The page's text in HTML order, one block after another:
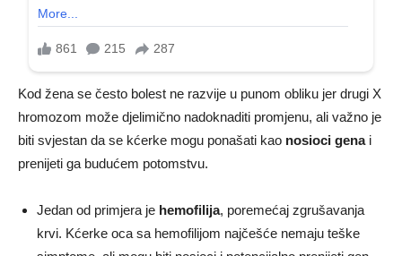
Kod žena se često bolest ne razvije u punom obliku jer drugi X
hromozom može djelimično nadoknaditi promjenu, ali važno je
biti svjestan da se kćerke mogu ponašati kao nosioci genai
prenijeti ga budućem potomstvu.
Jedan od primjera je hemofilija, poremećaj zgrušavanja
krvi. Kćerke oca sa hemofilijom najčešće nemaju teške